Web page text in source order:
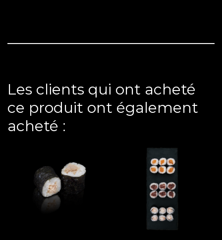
Les clients qui ont acheté
ce produit ont également
acheté :